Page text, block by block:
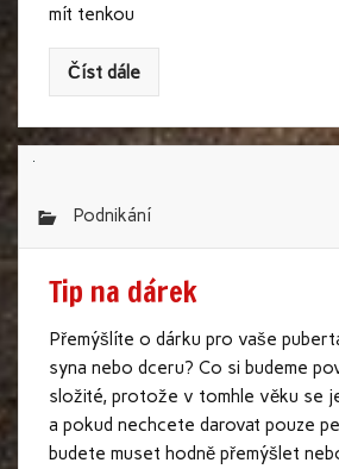
mít tenkou
Číst dále
Podnikání
Tip na dárek
Přemýšlíte o dárku pro vaše
syna nebo dceru? Co si budeme
složité, protože v tomhle věku se
a pokud nechcete darovat pouze
budete muset hodně přemýšlet